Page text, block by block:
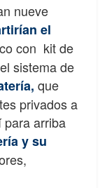
nueve
el
con kit de
sistema de
que
privados a
para arriba
y su